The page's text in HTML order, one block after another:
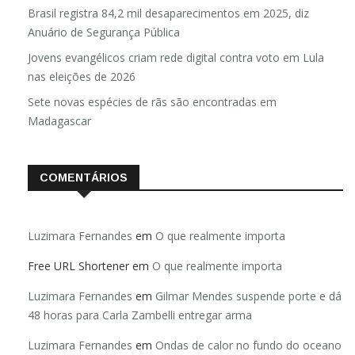
Brasil registra 84,2 mil desaparecimentos em 2025, diz
Anuário de Segurança Pública
Jovens evangélicos criam rede digital contra voto em Lula
nas eleições de 2026
Sete novas espécies de rãs são encontradas em
Madagascar
COMENTÁRIOS
Luzimara Fernandes em O que realmente importa
Free URL Shortener em O que realmente importa
Luzimara Fernandes em Gilmar Mendes suspende porte e dá
48 horas para Carla Zambelli entregar arma
Luzimara Fernandes em Ondas de calor no fundo do oceano